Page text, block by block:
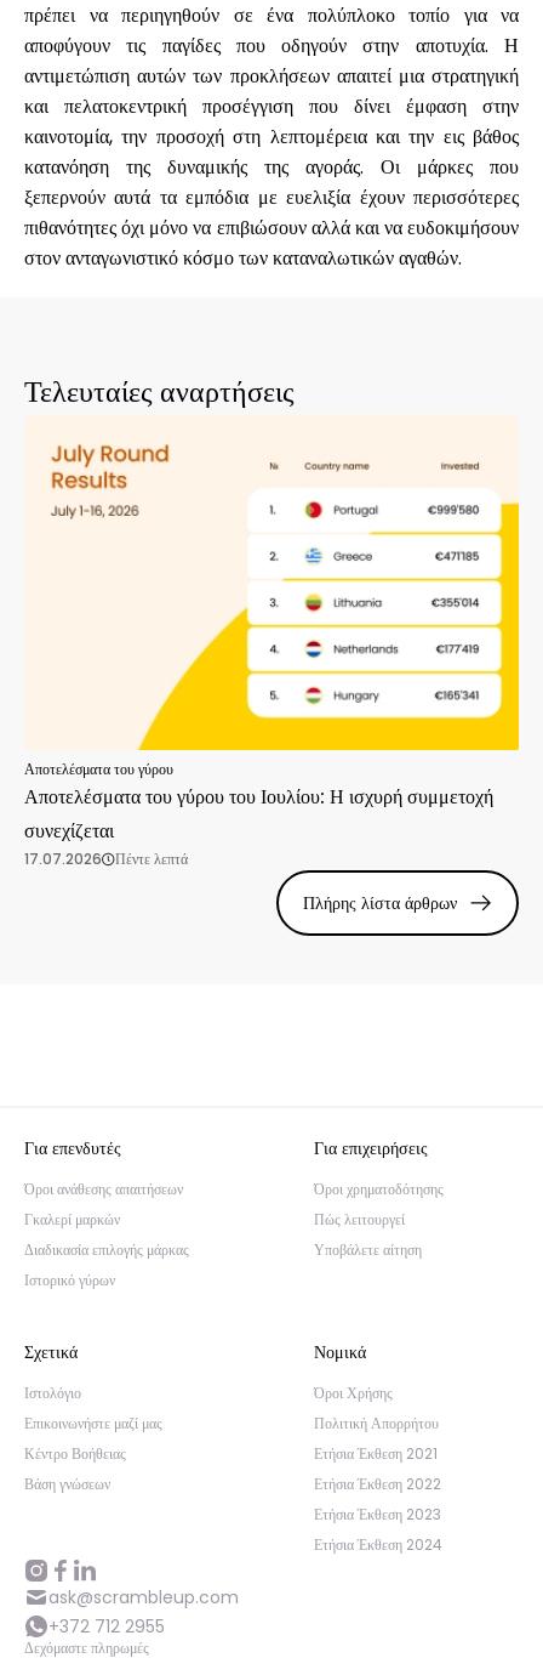
πρέπει να περιηγηθούν σε ένα πολύπλοκο τοπίο για να
αποφύγουν τις παγίδες που οδηγούν στην αποτυχία. Η
αντιμετώπιση αυτών των προκλήσεων απαιτεί μια στρατηγική
και πελατοκεντρική προσέγγιση που δίνει έμφαση στην
καινοτομία, την προσοχή στη λεπτομέρεια και την εις βάθος
κατανόηση της δυναμικής της αγοράς. Οι μάρκες που
ξεπερνούν αυτά τα εμπόδια με ευελιξία έχουν περισσότερες
πιθανότητες όχι μόνο να επιβιώσουν αλλά και να ευδοκιμήσουν
στον ανταγωνιστικό κόσμο των καταναλωτικών αγαθών.
Τελευταίες αναρτήσεις
Αποτελέσματα του γύρου
Αποτελέσματα του γύρου του Ιουλίου: Η ισχυρή συμμετοχή
συνεχίζεται
17.07.2026 Πέντε λεπτά
Πλήρης λίστα άρθρων
Για επενδυτές
Όροι ανάθεσης απαιτήσεων
Γκαλερί μαρκών
Διαδικασία επιλογής μάρκας
Ιστορικό γύρων
Για επιχειρήσεις
Όροι χρηματοδότησης
Πώς λειτουργεί
Υποβάλετε αίτηση
Σχετικά
Ιστολόγιο
Επικοινωνήστε μαζί μας
Κέντρο Βοήθειας
Βάση γνώσεων
Νομικά
Όροι Χρήσης
Πολιτική Απορρήτου
Ετήσια Έκθεση 2021
Ετήσια Έκθεση 2022
Ετήσια Έκθεση 2023
Ετήσια Έκθεση 2024
ask@scrambleup.com
+372 712 2955
Δεχόμαστε πληρωμές